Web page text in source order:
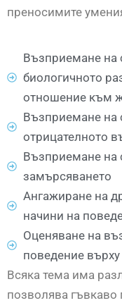
преносимите
Възприемане на
биологичното
отношение към
Възприемане на
отрицателното
Възприемане на
замърсяването
Ангажиране на
начини на
Оценяване на
поведение
Всяка тема има
позволява гъвкаво